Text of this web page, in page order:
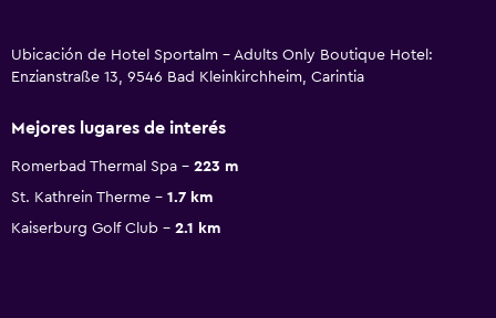
Ubicación de Hotel Sportalm - Adults Only Boutique Hotel:
Enzianstraße 13, 9546 Bad Kleinkirchheim, Carintia
Mejores lugares de interés
Romerbad Thermal Spa
223 m
St. Kathrein Therme
1.7 km
Kaiserburg Golf Club
2.1 km